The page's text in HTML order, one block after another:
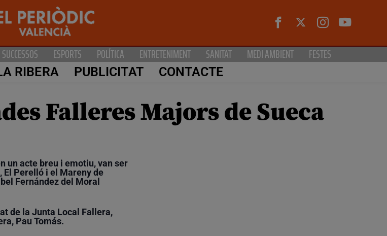
SUCCESSOS ESPORTS POLÍTICA ENTRETENIMENT SANITAT MEDI AMBIENT FESTES
RIBERA PUBLICITAT CONTACTE
Falleres Majors de Sueca
un acte breu i emotiu, van ser
El Perelló i el Mareny de
Fernández del Moral
de la Junta Local Fallera,
Pau Tomás.